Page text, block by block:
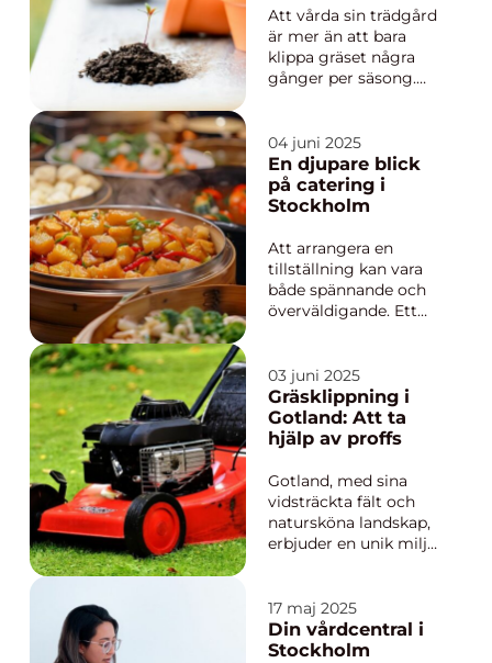
Att vårda sin trädgård
är mer än att bara
klippa gräset några
gånger per säsong.
och levande plats som
du kan njuta av året
runt. Men att hålla sin
tr&...
04 juni 2025
En djupare blick
på catering i
Stockholm
Att arrangera en
tillställning kan vara
både spännande och
överväldigande. Ett
höjder är att anlita
rätt cateringfirma.
Catering Stockholm
erbjuder en mängd
03 juni 2025
Gräsklippning i
Gotland: Att ta
hjälp av proffs
Gotland, med sina
vidsträckta fält och
natursköna landskap,
erbjuder en unik miljö
Att ha en välskött
gräsmatta på denna
vackra ö kan verkligen
17 maj 2025
Din vårdcentral i
Stockholm